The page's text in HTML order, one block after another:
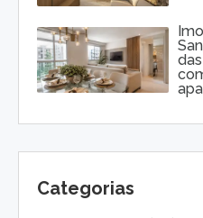
Categorias